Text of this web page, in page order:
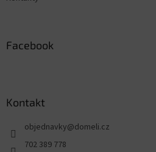
Facebook
Kontakt
objednavky@domeli.cz
702 389 778